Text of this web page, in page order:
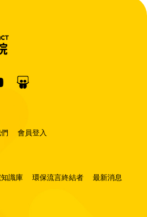
會員登入
識庫 環保流言終結者 最新消息